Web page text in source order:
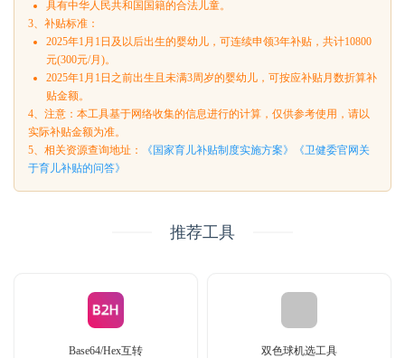
具有中华人民共和国国籍的合法儿童。
3、补贴标准：
2025年1月1日及以后出生的婴幼儿，可连续申领3年补贴，共计10800
元(300元/月)。
2025年1月1日之前出生且未满3周岁的婴幼儿，可按应补贴月数折算补
贴金额。
4、注意：本工具基于网络收集的信息进行的计算，仅供参考使用，请以
实际补贴金额为准。
5、相关资源查询地址：
《国家育儿补贴制度实施方案》
《卫健委官网关
于育儿补贴的问答》
推荐工具
Base64/Hex互转 双色球机选工具